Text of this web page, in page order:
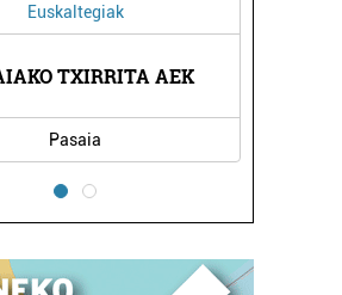
Euskaltegiak
TXIRRITA AEK
Pasaia